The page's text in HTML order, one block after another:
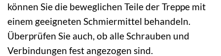
können Sie die beweglichen Teile der Treppe mit
einem geeigneten Schmiermittel behandeln.
Überprüfen Sie auch, ob alle Schrauben und
Verbindungen fest angezogen sind.